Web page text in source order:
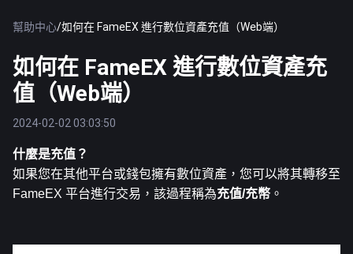
幫助中心/如何在 FameEX 進行數位資產充值（Web端）
如何在 FameEX 進行數位資產充
值（Web端）
2024-02-02 03:03:50
什麼是充值？
如果您在其他平台或錢包擁有數位資產，您可以將其轉移至
FameEX 平台進行交易，該過程稱為充值/充幣 。